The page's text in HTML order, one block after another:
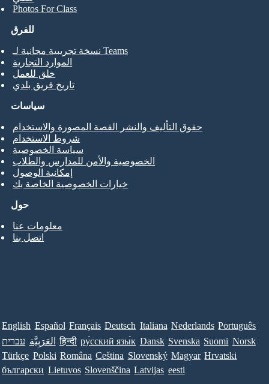
Photos For Class
للفرق
نسخة تجريبية مجانية لـ Teams
الموارد التجارية
خلق للعمل
تاريخ فريق بلدي
حول
معلومات عنا
اتصل بنا
سياسات
حقوق التأليف والنشر القصة المصورة والاستخدام
شروط الاستخدام
سياسة الخصوصية
الخصوصية والأمن للمدارس والطلاب
إمكانية الوصول
خيارات الخصوصية الخاصة بك
English Español Français Deutsch Italiana Nederlands Português
עברית العَرَبِيَّة हिन्दी ру́сский язы́к Dansk Svenska Suomi Norsk
Türkçe Polski Româna Ceština Slovenský Magyar Hrvatski
български Lietuvos Slovenščina Latvijas eesti